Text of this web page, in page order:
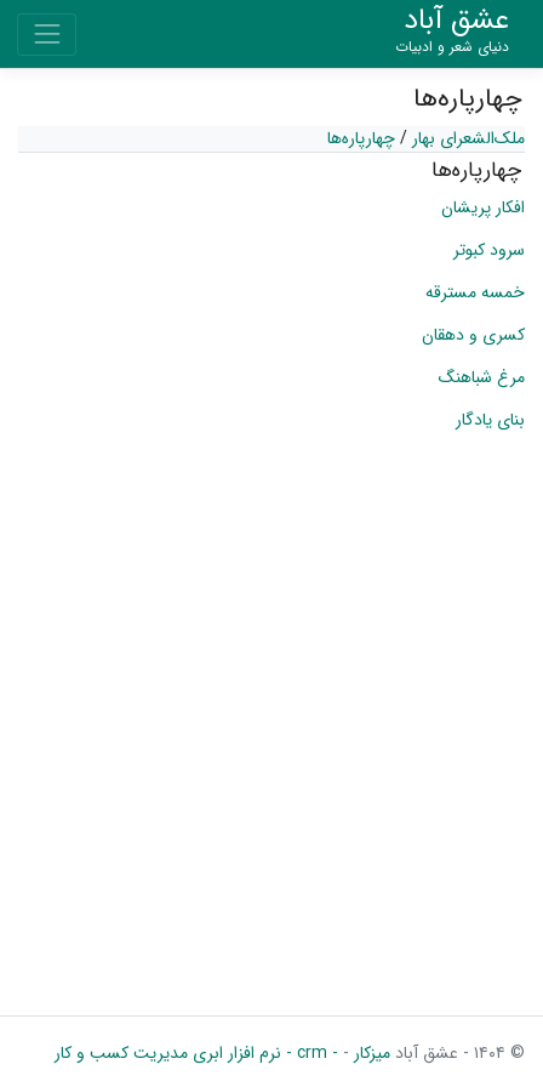
عشق آباد
دنیای شعر و ادبیات
چهارپاره‌ها
ملک‌الشعرای بهار /چهارپاره‌ها
چهارپاره‌ها
افکار پریشان
سرود کبوتر
خمسه‌ مسترقه
کسری و دهقان
مرغ شباهنگ
بنای یادگار
© ۱۴۰۴ - عشق آباد میزکار - - crm - نرم افزار ابری مدیریت کسب و کار